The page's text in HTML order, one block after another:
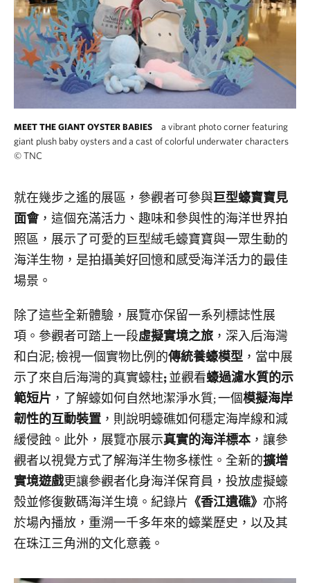
MEET THE GIANT OYSTER BABIES
a vibrant photo corner featuring
giant plush baby oysters and a cast of colorful underwater characters
©TNC
就在幾步之遙的展區，參觀者可參與巨型蠔寶寶見
面會，這個充滿活力、趣味和參與性的海洋世界拍
照區，展示了可愛的巨型絨毛蠔寶寶與一眾生動的
海洋生物，是拍攝美好回憶和感受海洋活力的最佳
場景。
除了這些全新體驗，展覽亦保留一系列標誌性展
項。參觀者可踏上一段虛擬實境之旅 ，深入后海灣
和白泥; 檢視一個實物比例的傳統養蠔模型 ，當中展
示了來自后海灣的真實蠔柱;並觀看蠔過濾水質的示
範短片 ，了解蠔如何自然地潔淨水質; 一個模擬海岸
韌性的互動裝置 ，則說明蠔礁如何穩定海岸線和減
緩侵蝕。此外，展覽亦展示真實的海洋標本 ，讓參
觀者以視覺方式了解海洋生物多樣性。全新的擴增
實境遊戲更讓參觀者化身海洋保育員，投放虛擬蠔
殼並修復數碼海洋生境。紀錄片 《香江遺礁》 亦將
於場內播放，重溯一千多年來的蠔業歷史，以及其
在珠江三角洲的文化意義。